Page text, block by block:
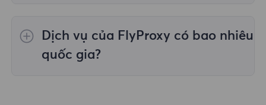
thời điểm mua.
những trường hợp bạn cần thực hiện tác vụ
trên nhiều vị trí địa lý.
Dịch vụ của FlyProxy có bao nhiêu
quốc gia?